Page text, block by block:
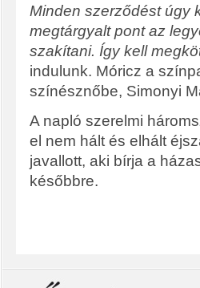
Minden szerződést úgy
megtárgyalt pont az
szakítani. Így kell
indulunk. Móricz a
színésznőbe, Simonyi
A napló szerelmi
el nem hált és elhált
javallott, aki bírja a
későbbre.